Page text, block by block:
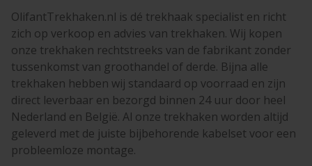
OlifantTrekhaken.nl is dé trekhaak specialist en richt
zich op verkoop en advies van trekhaken. Wij kopen
onze trekhaken rechtstreeks van de fabrikant zonder
tussenkomst van groothandel of derde. Bijna alle
trekhaken hebben wij standaard op voorraad en zijn
direct leverbaar en bezorgd binnen 24 uur door heel
Nederland en België. Al onze trekhaken worden altijd
geleverd met de juiste bijbehorende kabelset voor een
probleemloze montage.